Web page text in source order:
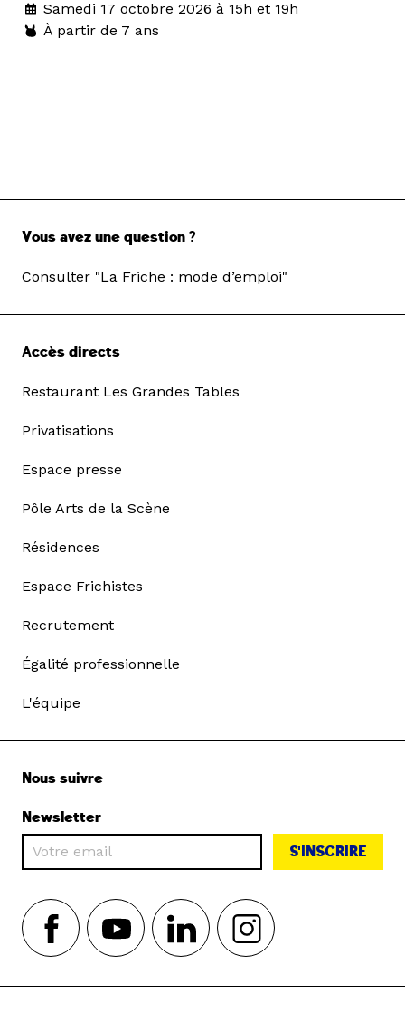
Samedi 17 octobre 2026 à 15h et 19h
À partir de 7 ans
Vous avez une question ?
Consulter "La Friche : mode d’emploi"
Accès directs
Restaurant Les Grandes Tables
Privatisations
Espace presse
Pôle Arts de la Scène
Résidences
Espace Frichistes
Recrutement
Égalité professionnelle
L'équipe
Nous suivre
Newsletter
S'INSCRIRE